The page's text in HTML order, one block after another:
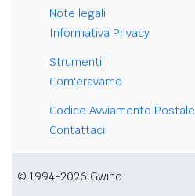
Note legali
Informativa Privacy
Strumenti
Com'eravamo
Codice Avviamento Postale
Contattaci
© 1994-2026 Gwind